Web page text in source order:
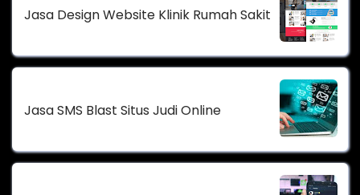
Jasa Design Website Klinik Rumah Sakit
Jasa SMS Blast Situs Judi Online